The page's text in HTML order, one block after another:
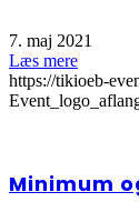
7. maj 2021
Læs mere
https://tikioeb-
Minimum